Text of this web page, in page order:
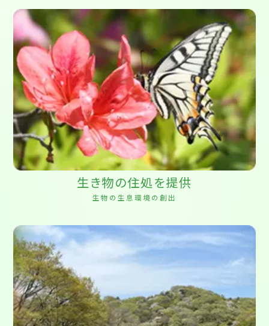
生き物の住処を提供
生物の生息環境の創出